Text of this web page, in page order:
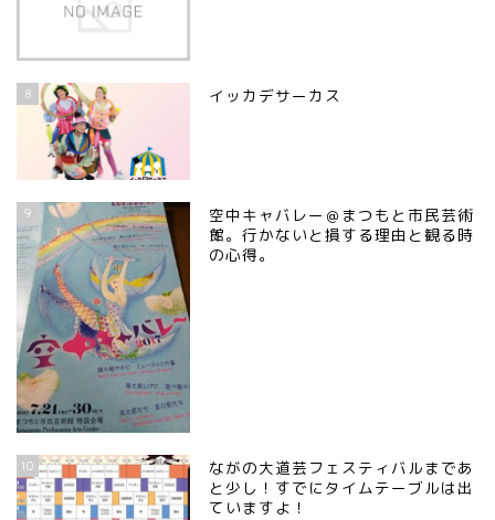
8 イッカデサーカス
9
空中キャバレー＠まつもと市民芸術
館。行かないと損する理由と観る時
の心得。
10
ながの大道芸フェスティバルまであ
と少し！すでにタイムテーブルは出
ていますよ！